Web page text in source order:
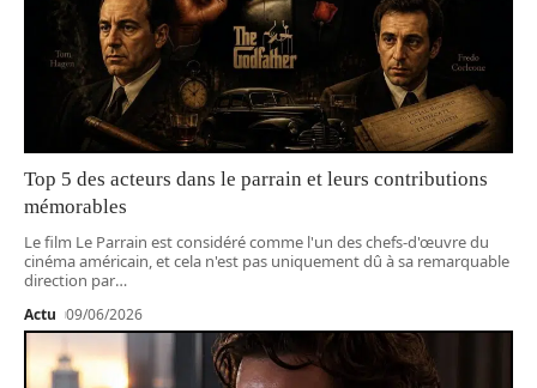
Top 5 des acteurs dans le parrain et leurs contributions
mémorables
Le film Le Parrain est considéré comme l'un des chefs-d'œuvre du
cinéma américain, et cela n'est pas uniquement dû à sa remarquable
direction par…
Actu 09/06/2026